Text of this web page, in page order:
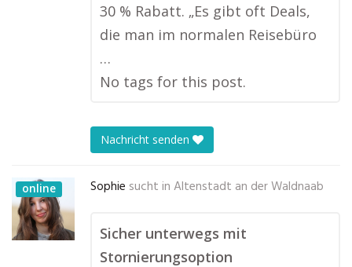
30 % Rabatt. „Es gibt oft Deals,
die man im normalen Reisebüro
…
No tags for this post.
Nachricht senden
online Sophie sucht in Altenstadt an der Waldnaab
Sicher unterwegs mit
Stornierungsoption